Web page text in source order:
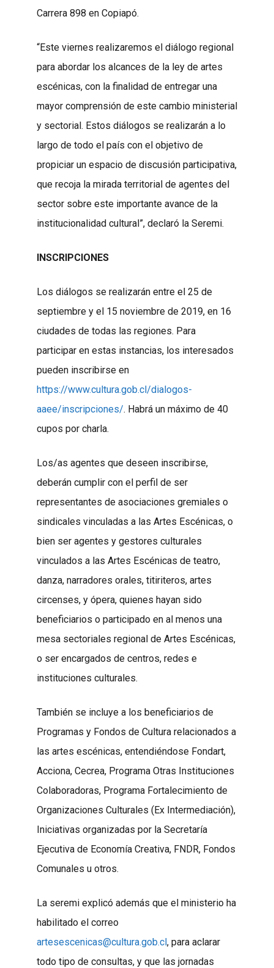
Carrera 898 en Copiapó.
“Este viernes realizaremos el diálogo regional
para abordar los alcances de la ley de artes
escénicas, con la finalidad de entregar una
mayor comprensión de este cambio ministerial
y sectorial. Estos diálogos se realizarán a lo
largo de todo el país con el objetivo de
propiciar un espacio de discusión participativa,
que recoja la mirada territorial de agentes del
sector sobre este importante avance de la
institucionalidad cultural”, declaró la Seremi.
INSCRIPCIONES
Los diálogos se realizarán entre el 25 de
septiembre y el 15 noviembre de 2019, en 16
ciudades de todas las regiones. Para
participar en estas instancias, los interesados
pueden inscribirse en
https://www.cultura.gob.cl/dialogos-
aaee/inscripciones/. Habrá un máximo de 40
cupos por charla.
Los/as agentes que deseen inscribirse,
deberán cumplir con el perfil de ser
representantes de asociaciones gremiales o
sindicales vinculadas a las Artes Escénicas, o
bien ser agentes y gestores culturales
vinculados a las Artes Escénicas de teatro,
danza, narradores orales, titiriteros, artes
circenses, y ópera, quienes hayan sido
beneficiarios o participado en al menos una
mesa sectoriales regional de Artes Escénicas,
o ser encargados de centros, redes e
instituciones culturales.
También se incluye a los beneficiarios de
Programas y Fondos de Cultura relacionados a
las artes escénicas, entendiéndose Fondart,
Acciona, Cecrea, Programa Otras Instituciones
Colaboradoras, Programa Fortalecimiento de
Organizaciones Culturales (Ex Intermediación),
Iniciativas organizadas por la Secretaría
Ejecutiva de Economía Creativa, FNDR, Fondos
Comunales u otros.
La seremi explicó además que el ministerio ha
habilitado el correo
artesescenicas@cultura.gob.cl, para aclarar
todo tipo de consultas, y que las jornadas